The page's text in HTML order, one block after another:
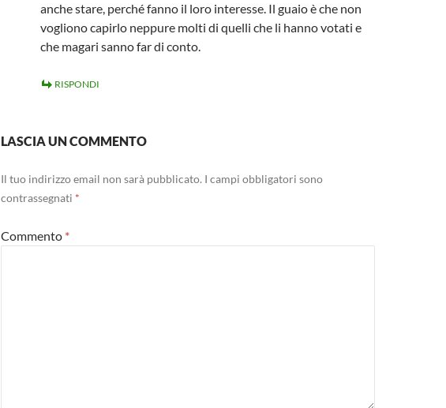
anche stare, perché fanno il loro interesse. Il guaio è che non
vogliono capirlo neppure molti di quelli che li hanno votati e
che magari sanno far di conto.
RISPONDI
LASCIA UN COMMENTO
Il tuo indirizzo email non sarà pubblicato. I campi obbligatori sono
contrassegnati *
Commento *